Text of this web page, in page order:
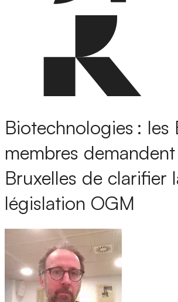
Biotechnologies : les
membres
Bruxelles de clarifier
législation OGM